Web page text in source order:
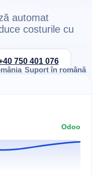
automat
costurile cu
750 401 076
Suport în română
Odoo